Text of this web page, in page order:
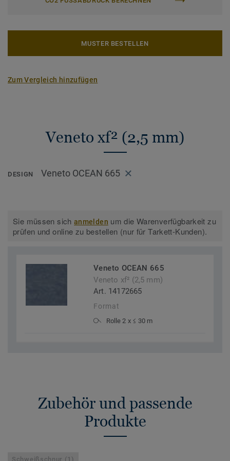
MUSTER BESTELLEN
Zum Vergleich hinzufügen
Veneto xf² (2,5 mm)
DESIGN Veneto OCEAN 665
Sie müssen sichanmelden um die Warenverfügbarkeit zu
prüfen und online zu bestellen (nur für Tarkett-Kunden).
Veneto OCEAN 665
Veneto xf² (2,5 mm)
Art. 14172665
Format
Rolle 2 x ≤ 30 m
Zubehör und passende
Produkte
Schweißschnur (1)